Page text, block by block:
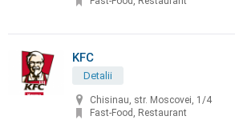
KFC
Detalii
Chisinau, str. Moscovei, 1/4
Fast-Food, Restaurant